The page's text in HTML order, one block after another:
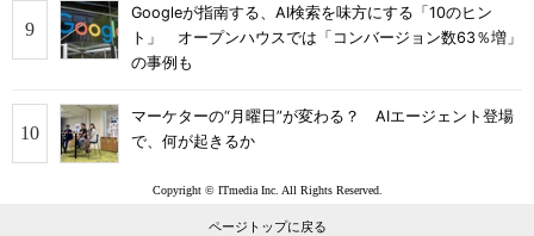
Googleが指南する、AI検索を味方にする「10のヒン
ト」 オープンハウスでは「コンバージョン数63％増」
の事例も
マーケターの“月曜日”が変わる？ AIエージェント登場
で、何が起きるか
Copyright © ITmedia Inc. All Rights Reserved.
ページトップに戻る